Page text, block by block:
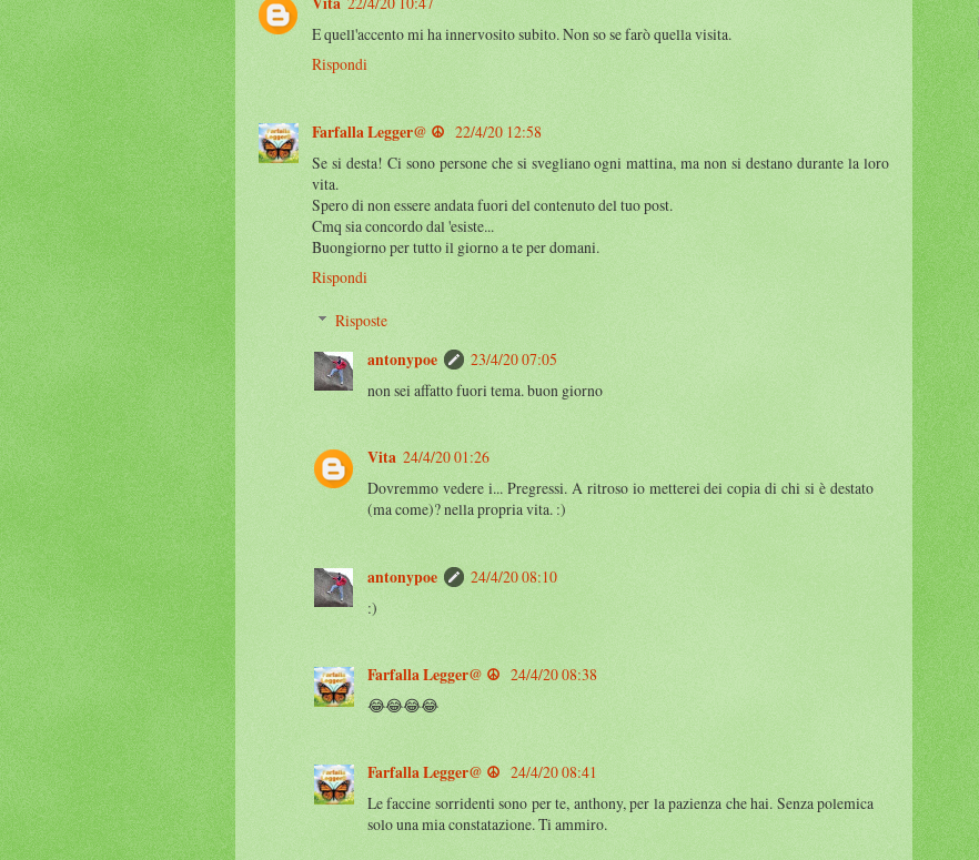
E quell'accento mi ha innervosito subito. Non so se farò quella visita.
Rispondi
Farfalla Legger@ ☮️ 22/4/20 12:58
Se si desta! Ci sono persone che si svegliano ogni mattina, ma non si destano durante la loro
vita.
Spero di non essere andata fuori del contenuto del tuo post.
Cmq sia concordo dal 'esiste...
Buongiorno per tutto il giorno a te per domani.
Rispondi
Risposte
antonypoe
23/4/20 07:05
non sei affatto fuori tema. buon giorno
Vita 24/4/20 01:26
Dovremmo vedere i... Pregressi. A ritroso io metterei dei copia di chi si è destato
(ma come)? nella propria vita. :)
antonypoe
24/4/20 08:10
:)
Farfalla Legger@ ☮️ 24/4/20 08:38
😂😂😂😂
Farfalla Legger@ ☮️ 24/4/20 08:41
Le faccine sorridenti sono per te, anthony, per la pazienza che hai. Senza polemica
solo una mia constatazione. Ti ammiro.